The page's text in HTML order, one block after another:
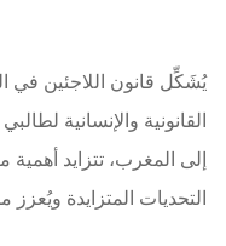
يُشَكِّل قانون اللاجئين في
القانونية والإنسانية
إلى المغرب، تتزايد
التحديات المتزايدة